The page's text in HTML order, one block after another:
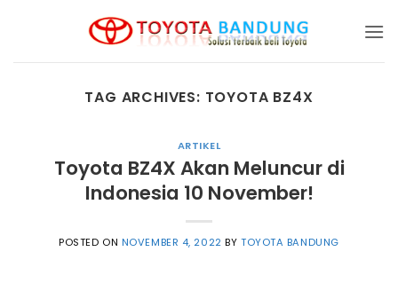
TAG ARCHIVES: TOYOTA BZ4X
ARTIKEL
Toyota BZ4X Akan Meluncur di
Indonesia 10 November!
POSTED ON NOVEMBER 4, 2022 BY TOYOTA BANDUNG